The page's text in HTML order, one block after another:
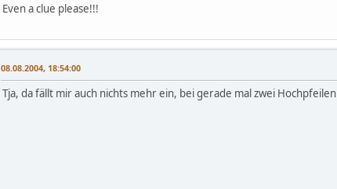
Even a clue please!!!
08.08.2004, 18:54:00
Tja, da fällt mir auch nichts mehr ein, bei gerade mal zwei Hochpfeilen